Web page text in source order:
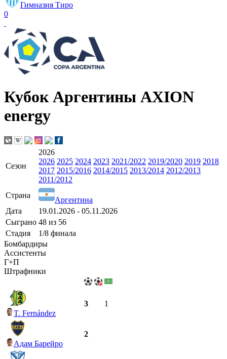
Гимназия Тиро
0
Кубок Аргентины AXION
energy
Сезон
2026
2026 2025 2024 2023 2021/2022 2019/2020 2019 2018
2017 2015/2016 2014/2015 2013/2014 2012/2013
2011/2012
Страна
Аргентина
Дата
19.01.2026 - 05.11.2026
Сыграно 48 из 56
Стадия
1/8 финала
Бомбардиры
Ассистенты
Г+П
Штрафники
T. Fernández
3 1
Адам Барейро
2